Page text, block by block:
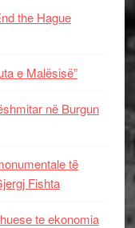
the Hague
e Malësisë”
në Burgun
të
Fishta
te ekonomia